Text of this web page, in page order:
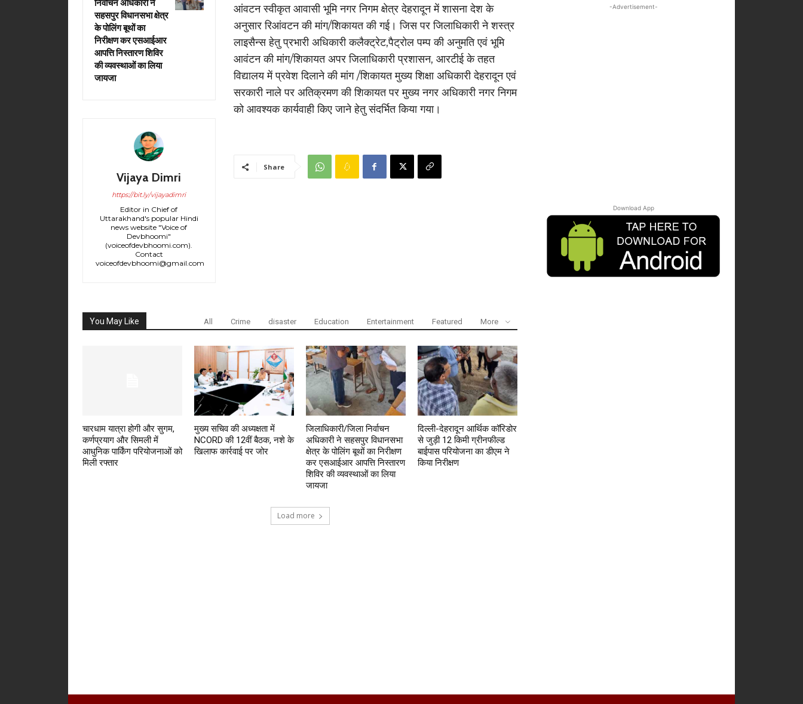
निर्वाचन अधिकारी ने
सहसपुर विधानसभा क्षेत्र
के पोलिंग बूथों का
निरीक्षण कर एसआईआर
आपत्ति निस्तारण शिविर
की व्यवस्थाओं का लिया
जायजा
Vijaya Dimri
https://bit.ly/vijayadimri
Editor in Chief of
Uttarakhand's popular Hindi
news website "Voice of
Devbhoomi"
(voiceofdevbhoomi.com).
Contact
voiceofdevbhoomi@gmail.com
आंवटन स्वीकृत आवासी भूमि नगर निगम क्षेत्र देहरादून में शासना देश के
अनुसार रिआंवटन की मांग/शिकायत की गई। जिस पर जिलाधिकारी ने शस्त्र
लाइसैन्स हेतु प्रभारी अधिकारी कलैक्ट्रेट,पैट्रोल पम्प की अनुमति एवं भूमि
आवंटन की मांग/शिकायत अपर जिलाधिकारी प्रशासन, आरटीई के तहत
विद्यालय में प्रवेश दिलाने की मांग /शिकायत मुख्य शिक्षा अधिकारी देहरादून एवं
सरकारी नाले पर अतिक्रमण की शिकायत पर मुख्य नगर अधिकारी नगर निगम
को आवश्यक कार्यवाही किए जाने हेतु संदर्भित किया गया।
Share
You May Like All Crime disaster Education Entertainment Featured More
चारधाम यात्रा होगी और सुगम,
कर्णप्रयाग और सिमली में
आधुनिक पार्किंग परियोजनाओं को
मिली रफ्तार
मुख्य सचिव की अध्यक्षता में
NCORD की 12वीं बैठक, नशे के
खिलाफ कार्रवाई पर जोर
जिलाधिकारी/जिला निर्वाचन
अधिकारी ने सहसपुर विधानसभा
क्षेत्र के पोलिंग बूथों का निरीक्षण
कर एसआईआर आपत्ति निस्तारण
शिविर की व्यवस्थाओं का लिया
जायजा
दिल्ली-देहरादून आर्थिक कॉरिडोर
से जुड़ी 12 किमी ग्रीनफील्ड
बाईपास परियोजना का डीएम ने
किया निरीक्षण
Load more
-Advertisement-
Download App